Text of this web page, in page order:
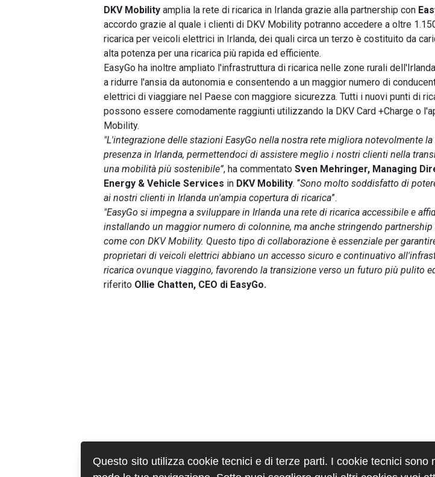
DKV Mobility amplia la rete di ricarica in Irlanda grazie alla partnership con
accordo grazie al quale i clienti di DKV Mobility potranno accedere a oltre
ricarica per veicoli elettrici in Irlanda, dei quali circa un terzo è costituito da
alta potenza per una ricarica più rapida ed efficiente.
EasyGo ha inoltre ampliato l'infrastruttura di ricarica nelle zone rurali
a ridurre l'ansia da autonomia e consentendo a un maggior numero di
elettrici di viaggiare nel Paese con maggiore sicurezza. Tutti i nuovi punti di
possono essere comodamente raggiunti utilizzando la DKV Card +Charge o
Mobility.
"L'integrazione delle stazioni EasyGo nella nostra rete migliora notevolmente
presenza in Irlanda, permettendoci di assistere meglio i nostri clienti nella
una mobilità più sostenibile”, ha commentato Sven Mehringer, Managing
Energy & Vehicle Services in DKV Mobility. “Sono molto soddisfatto di
ai nostri clienti in Irlanda un'ampia copertura di ricarica”.
"EasyGo si impegna a sviluppare in Irlanda una rete di ricarica accessibile e
installando un maggior numero di colonnine, ma anche stringendo
come con DKV Mobility. Questo tipo di collaborazione è essenziale per
proprietari di veicoli elettrici abbiano un accesso sicuro e continuativo
ricarica ovunque viaggino, favorendo la transizione verso un futuro più pulito
riferito Ollie Chatten, CEO di EasyGo.
Questo sito utilizza cookie tecnici e di terze parti. I cookie tecnici